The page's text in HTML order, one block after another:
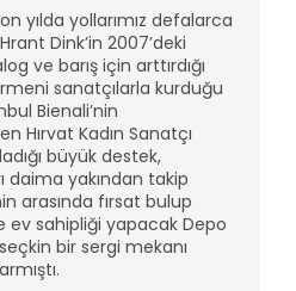
yılda yollarımız defalarca
Dink’in 2007’deki
ve barış için arttırdığı
sanatçılarla kurduğu
Bienali’nin
Hırvat Kadın Sanatçı
büyük destek,
daima yakından takip
arasında fırsat bulup
ev sahipliği yapacak Depo
bir sergi mekanı